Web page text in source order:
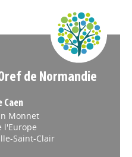
de Normandie
Caen
Monnet
l'Europe
Saint-Clair